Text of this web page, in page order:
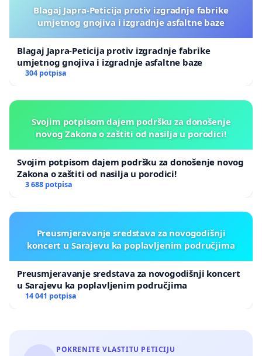
Blagaj Japra-Peticija protiv izgradnje fabrike
umjetnog gnojiva i izgradnje asfaltne baze
Blagaj Japra-Peticija protiv izgradnje fabrike
umjetnog gnojiva i izgradnje asfaltne baze
304 potpisa
Svojim potpisom dajem podršku za donošenje
novog Zakona o zaštiti od nasilja u porodici!
Svojim potpisom dajem podršku za donošenje novog
Zakona o zaštiti od nasilja u porodici!
3 688 potpisa
Preusmjeravanje sredstava za novogodišnji
koncert u Sarajevu ka poplavljenim područjima
Preusmjeravanje sredstava za novogodišnji koncert
u Sarajevu ka poplavljenim područjima
14 041 potpisa
POKRENITE VLASTITU PETICIJU